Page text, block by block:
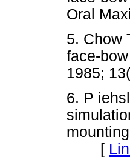
Oral
5. Chow
face-
1985;
6. P
[